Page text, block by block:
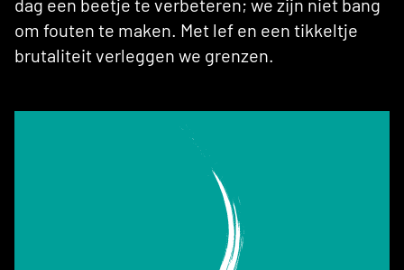
dag een beetje te verbeteren; we zijn niet bang
om fouten te maken. Met lef en een tikkeltje
brutaliteit verleggen we grenzen.